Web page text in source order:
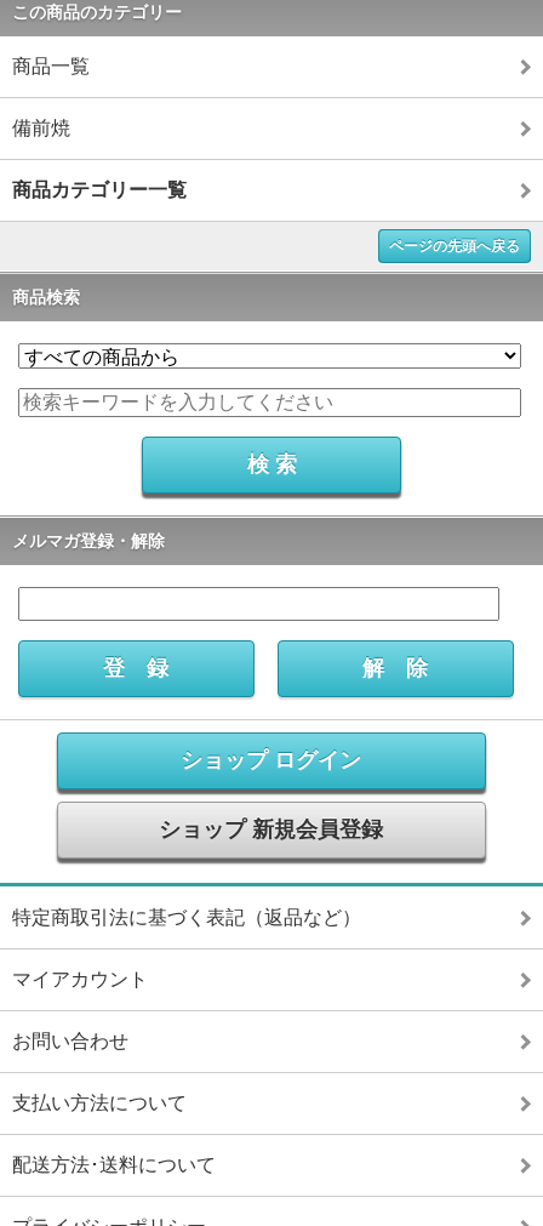
この商品のカテゴリー
商品一覧
備前焼
商品カテゴリー一覧
ページの先頭へ戻る
商品検索
メルマガ登録・解除
ショップ ログイン
ショップ 新規会員登録
特定商取引法に基づく表記（返品など）
マイアカウント
お問い合わせ
支払い方法について
配送方法･送料について